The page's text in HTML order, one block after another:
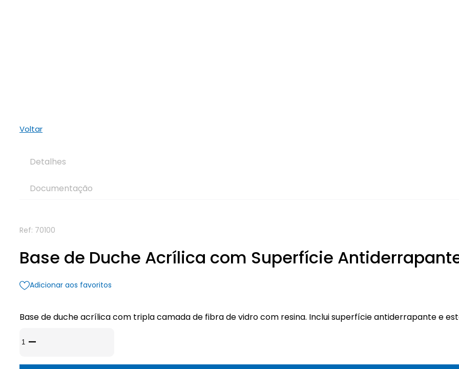
Voltar
Detalhes
Documentação
Ref: 70100
Base de Duche Acrílica com Superfície
Adicionar aos favoritos
Base de duche acrílica com tripla camada de fibra de vidro com resina. Inclui superfície antiderrapante e
de